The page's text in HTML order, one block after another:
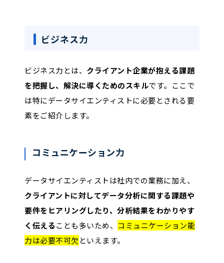
ビジネス力
ビジネス力とは、 クライアント企業が抱える課題
を把握し、解決に導くためのスキルです。ここで
は特にデータサイエンティストに必要とされる要
素をご紹介します。
コミュニケーション力
データサイエンティストは社内での業務に加え、
クライアントに対してデータ分析に関する課題や
要件をヒアリングしたり、分析結果をわかりやす
く伝えることも多いため、 コミュニケーション能
力は必要不可欠 といえます。